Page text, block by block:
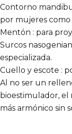
Contorno
por mujeres
Mentón : para
Surcos
especializada.
Cuello y escote :
Al no ser un
bioestimulador,
más armónico sin